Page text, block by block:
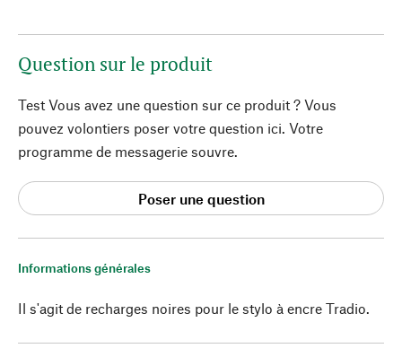
Informations générales
Il s'agit de recharges noires pour le stylo à encre Tradio.
Question sur le produit
Test Vous avez une question sur ce produit ? Vous
pouvez volontiers poser votre question ici. Votre
programme de messagerie souvre.
Poser une question